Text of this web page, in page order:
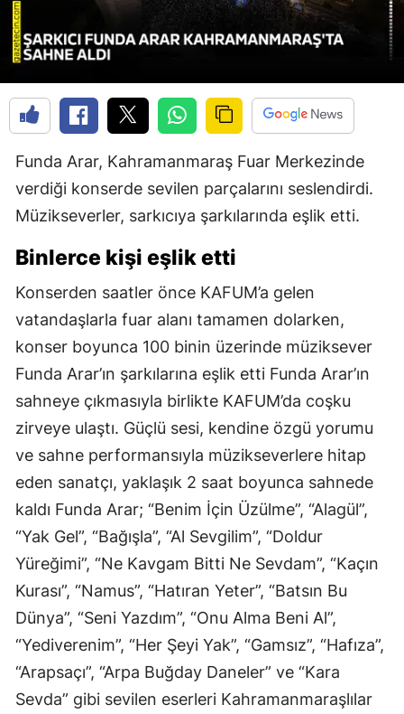
Funda Arar, Kahramanmaraş Fuar Merkezinde
verdiği konserde sevilen parçalarını seslendirdi.
Müzikseverler, sarkıcıya şarkılarında eşlik etti.
Binlerce kişi eşlik etti
Konserden saatler önce KAFUM’a gelen
vatandaşlarla fuar alanı tamamen dolarken,
konser boyunca 100 binin üzerinde müziksever
Funda Arar’ın şarkılarına eşlik etti Funda Arar’ın
sahneye çıkmasıyla birlikte KAFUM’da coşku
zirveye ulaştı. Güçlü sesi, kendine özgü yorumu
ve sahne performansıyla müzikseverlere hitap
eden sanatçı, yaklaşık 2 saat boyunca sahnede
kaldı Funda Arar; “Benim İçin Üzülme”, “Alagül”,
“Yak Gel”, “Bağışla”, “Al Sevgilim”, “Doldur
Yüreğimi”, “Ne Kavgam Bitti Ne Sevdam”, “Kaçın
Kurası”, “Namus”, “Hatıran Yeter”, “Batsın Bu
Dünya”, “Seni Yazdım”, “Onu Alma Beni Al”,
“Yediverenim”, “Her Şeyi Yak”, “Gamsız”, “Hafıza”,
“Arapsaçı”, “Arpa Buğday Daneler” ve “Kara
Sevda” gibi sevilen eserleri Kahramanmaraşlılar